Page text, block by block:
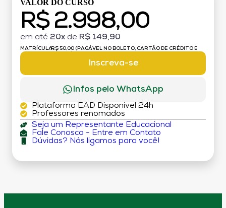
VALOR DO CURSO
R$ 2.998,00
em até 20x de R$ 149,90
MATRÍCULA:R$ 50,00 (PAGÁVEL NO BOLETO, CARTÃO DE CRÉDITO E
Inscreva-se
Infos pelo WhatsApp
Plataforma EAD Disponível 24h
Professores renomados
Seja um Representante Educacional
Fale Conosco - Entre em Contato
Dúvidas? Nós ligamos para você!